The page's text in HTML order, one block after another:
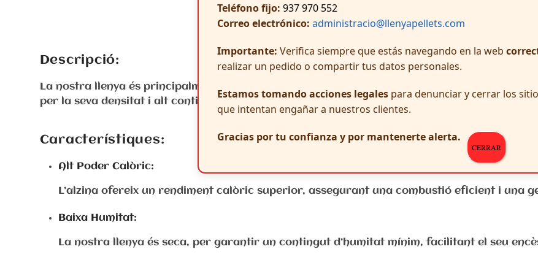
Descripció:
La nostra llenya és principalment de fusta d’alzina, una espècie coneguda per les seves propietats excepcionals. L’alzina, és apreciada
per la seva densitat i alt contingut energètic, la qual cosa la converteix en una elecció
Característiques:
Alt Poder Calòric:
L’alzina ofereix un rendiment calòric superior, assegurant una combustió eficient i una
Baixa Humitat:
La nostra llenya és seca, per garantir un contingut d’humitat mínim, facilitant el seu
Teléfono fijo: 937 970 552
Correo electrónico: administracio@llenyapellets.com
Importante: Verifica siempre que estás navegando en la web
realizar un pedido o compartir tus datos personales.
Estamos tomando acciones legales para denunciar y cerrar los
que intentan engañar a nuestros clientes.
Gracias por tu confianza y por mantenerte alerta.
CERRAR